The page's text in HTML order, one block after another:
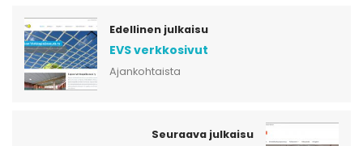
Edellinen julkaisu
EVS verkkosivut
Ajankohtaista
Seuraava julkaisu